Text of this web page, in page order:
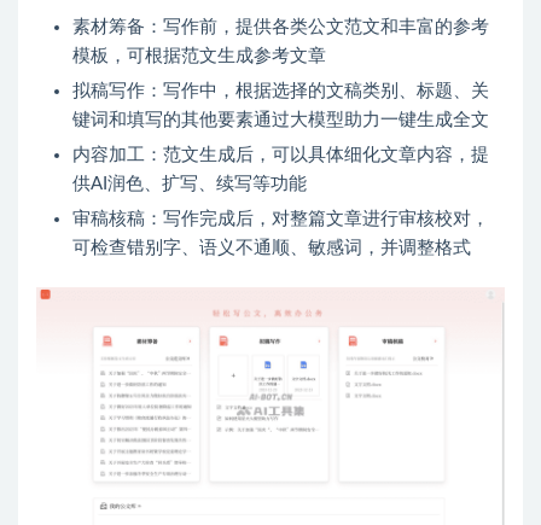
素材筹备：写作前，提供各类公文范文和丰富的参考
模板，可根据范文生成参考文章
拟稿写作：写作中，根据选择的文稿类别、标题、关
键词和填写的其他要素通过大模型助力一键生成全文
内容加工：范文生成后，可以具体细化文章内容，提
供AI润色、扩写、续写等功能
审稿核稿：写作完成后，对整篇文章进行审核校对，
可检查错别字、语义不通顺、敏感词，并调整格式